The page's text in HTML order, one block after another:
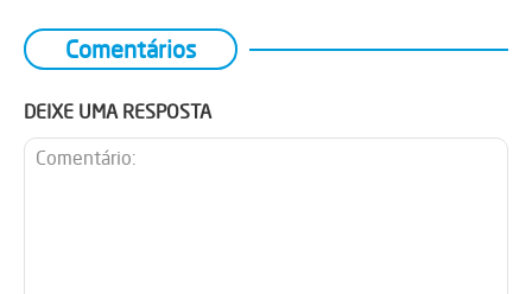
Comentários
DEIXE UMA RESPOSTA